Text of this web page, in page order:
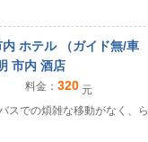
ホテル （ガイド無/車
市内 酒店
料金： 320 元
での煩雑な移動がなく、ら